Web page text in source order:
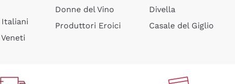
Donne del Vino
Produttori Eroici
Divella
Casale del Giglio